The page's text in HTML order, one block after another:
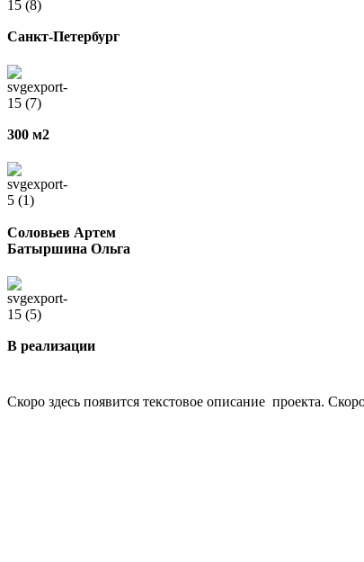
Санкт-Петербург
300 м2
Соловьев Артем
Батыршина Ольга
В реализации
Скоро здесь появится текстовое описание проекта.